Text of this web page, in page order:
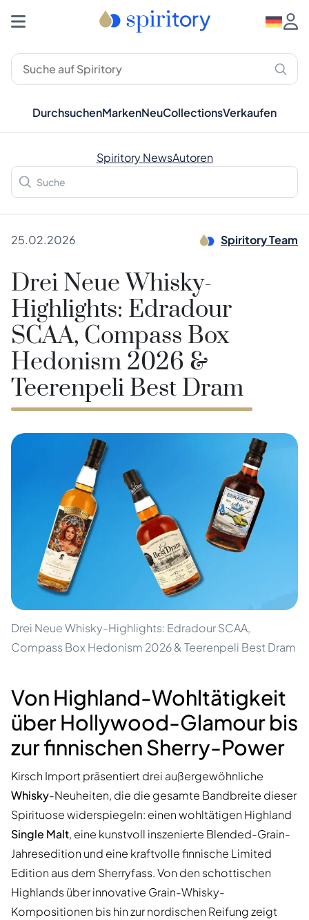
DurchsuchenMarkenNeuCollectionsVerkaufen
Spiritory NewsAutoren
25.02.2026 Spiritory Team
Drei Neue Whisky-
Highlights: Edradour
SCAA, Compass Box
Hedonism 2026 &
Teerenpeli Best Dram
Drei Neue Whisky-Highlights: Edradour SCAA,
Compass Box Hedonism 2026 & Teerenpeli Best Dram
Von Highland-Wohltätigkeit
über Hollywood-Glamour bis
zur finnischen Sherry-Power
Kirsch Import präsentiert drei außergewöhnliche
Whisky-Neuheiten, die die gesamte Bandbreite dieser
Spirituose widerspiegeln: einen wohltätigen Highland
Single Malt, eine kunstvoll inszenierte Blended-Grain-
Jahresedition und eine kraftvolle finnische Limited
Edition aus dem Sherryfass. Von den schottischen
Highlands über innovative Grain-Whisky-
Kompositionen bis hin zur nordischen Reifung zeigt